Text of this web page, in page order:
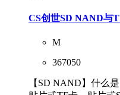
CS创世SD NAND与
M
367050
【SD NAND】什么